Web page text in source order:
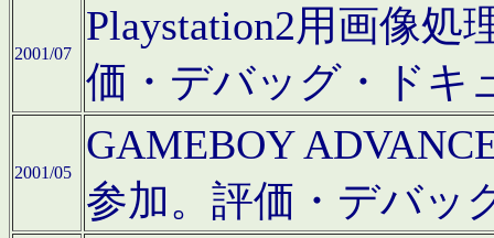
2001/07
Playstation2用画像
価・デバッグ・ドキ
2001/05
GAMEBOY
参加。評価・デバッ